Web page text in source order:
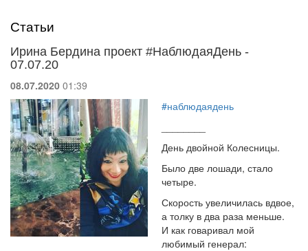
Статьи
Ирина Бердина проект #НаблюдаяДень -
07.07.20
08.07.2020 01:39
#наблюдаядень
День двойной Колесницы.
Было две лошади, стало
четыре.
Скорость увеличилась вдвое,
а толку в два раза меньше.
И как говаривал мой
любимый генерал: